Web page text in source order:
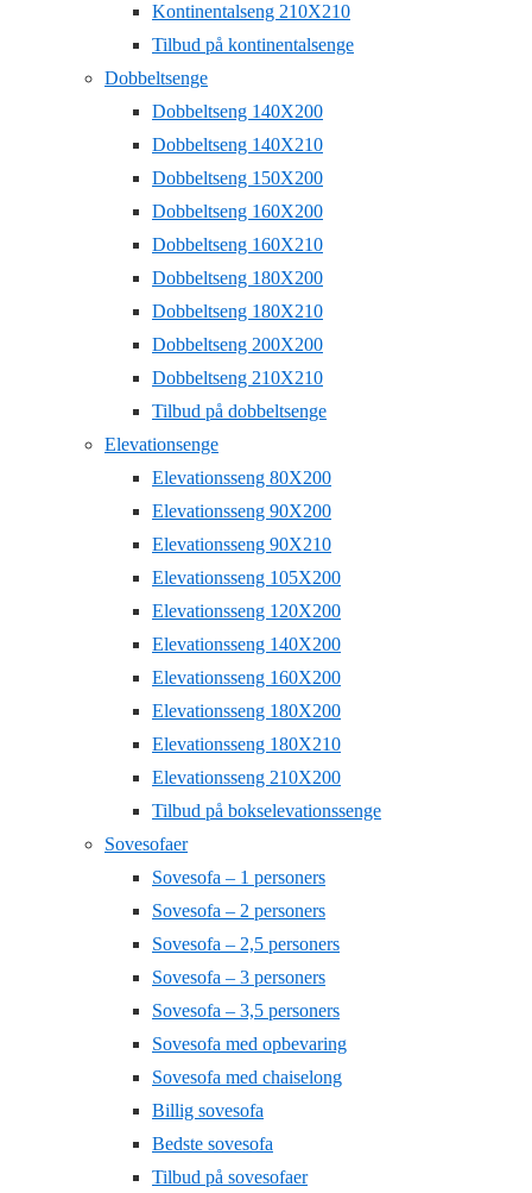
Kontinentalseng 210X210
Tilbud på kontinentalsenge
Dobbeltsenge
Dobbeltseng 140X200
Dobbeltseng 140X210
Dobbeltseng 150X200
Dobbeltseng 160X200
Dobbeltseng 160X210
Dobbeltseng 180X200
Dobbeltseng 180X210
Dobbeltseng 200X200
Dobbeltseng 210X210
Tilbud på dobbeltsenge
Elevationsenge
Elevationsseng 80X200
Elevationsseng 90X200
Elevationsseng 90X210
Elevationsseng 105X200
Elevationsseng 120X200
Elevationsseng 140X200
Elevationsseng 160X200
Elevationsseng 180X200
Elevationsseng 180X210
Elevationsseng 210X200
Tilbud på bokselevationssenge
Sovesofaer
Sovesofa – 1 personers
Sovesofa – 2 personers
Sovesofa – 2,5 personers
Sovesofa – 3 personers
Sovesofa – 3,5 personers
Sovesofa med opbevaring
Sovesofa med chaiselong
Billig sovesofa
Bedste sovesofa
Tilbud på sovesofaer